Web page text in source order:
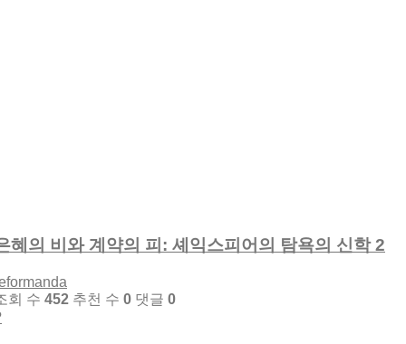
혜의 비와 계약의 피: 셰익스피어의 탐욕의 신학 2
회 수 452 추천 수 0 댓글 0